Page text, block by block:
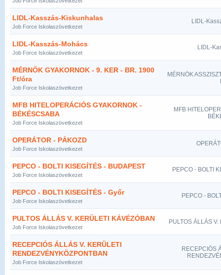
LIDL-Kasszás-Kiskunhalas
Job Force Iskolaszövetkezet
LIDL-
LIDL-Kasszás-Mohács
Job Force Iskolaszövetkezet
LIDL-
MÉRNÖK GYAKORNOK - 9. KER - BR. 1900
Ft/óra
Job Force Iskolaszövetkezet
MÉRNÖK
MFB HITELOPERÁCIÓS GYAKORNOK -
BÉKÉSCSABA
Job Force Iskolaszövetkezet
MFB
OPERÁTOR - PÁKOZD
Job Force Iskolaszövetkezet
PEPCO - BOLTI KISEGÍTÉS - BUDAPEST
Job Force Iskolaszövetkezet
PEPCO - BOLTI
PEPCO - BOLTI KISEGÍTÉS - Győr
Job Force Iskolaszövetkezet
PEPCO -
PULTOS ÁLLÁS V. KERÜLETI KÁVÉZÓBAN
Job Force Iskolaszövetkezet
PULTOS ÁLLÁS
RECEPCIÓS ÁLLÁS V. KERÜLETI
RENDEZVÉNYKÖZPONTBAN
Job Force Iskolaszövetkezet
RECEPCIÓS